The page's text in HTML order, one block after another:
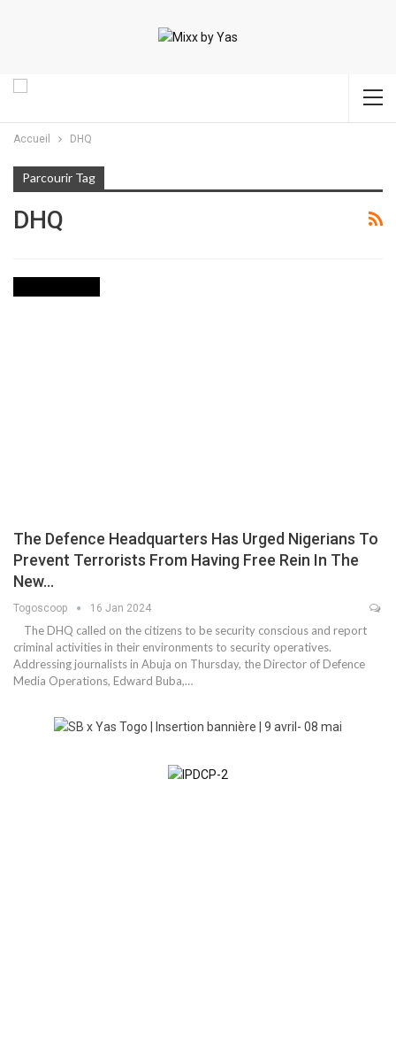
Accueil DHQ
Parcourir Tag
DHQ
The Defence Headquarters Has Urged Nigerians To
Prevent Terrorists From Having Free Rein In The
New…
Togoscoop 16 Jan 2024
The DHQ called on the citizens to be security conscious and report
criminal activities in their environments to security operatives.
Addressing journalists in Abuja on Thursday, the Director of Defence
Media Operations, Edward Buba,…